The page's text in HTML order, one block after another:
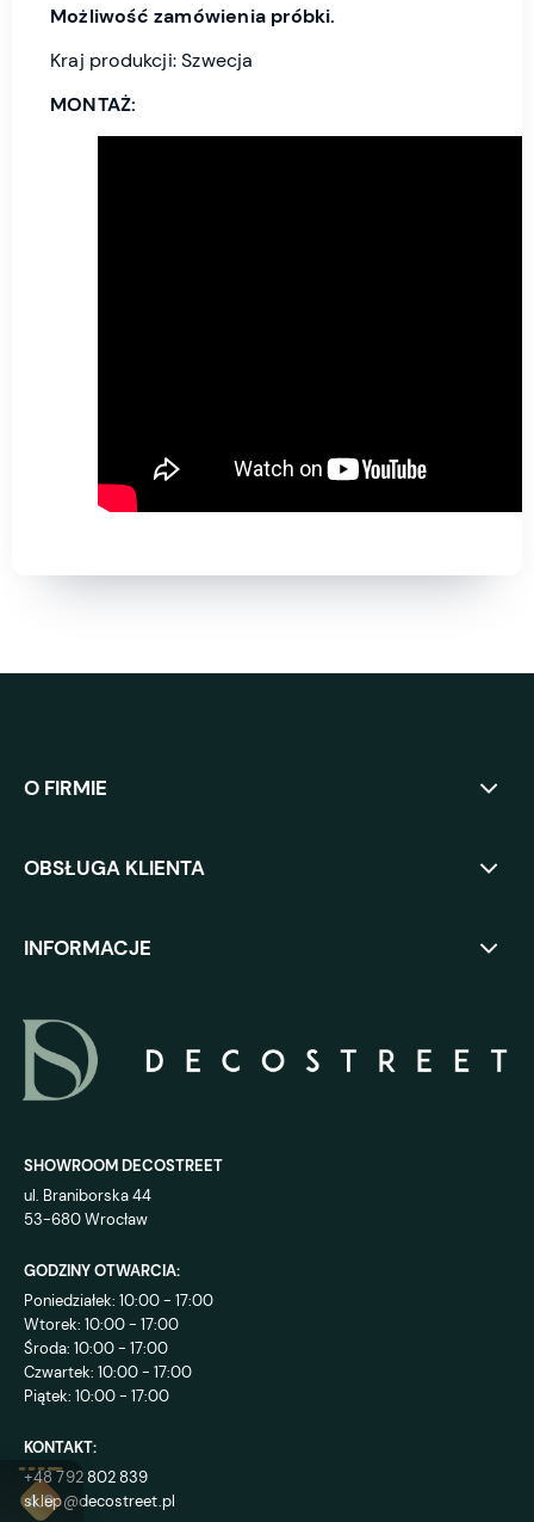
Możliwość zamówienia próbki.
Kraj produkcji: Szwecja
MONTAŻ:
O FIRMIE
OBSŁUGA KLIENTA
INFORMACJE
SHOWROOM DECOSTREET
ul. Braniborska 44
53-680 Wrocław
GODZINY OTWARCIA:
Poniedziałek: 10:00 - 17:00
Wtorek: 10:00 - 17:00
Środa: 10:00 - 17:00
Czwartek: 10:00 - 17:00
Piątek: 10:00 - 17:00
KONTAKT:
+48 792 802 839
sklep@decostreet.pl
4.9